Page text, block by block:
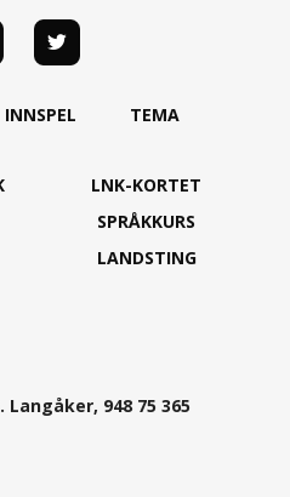
INNSPEL TEMA
LNK-KORTET
SPRÅKKURS
LANDSTING
948 75 365